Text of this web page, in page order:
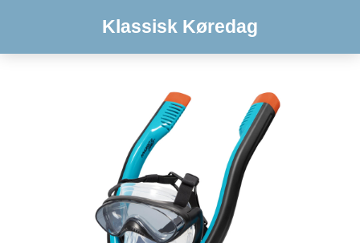
Klassisk Køredag